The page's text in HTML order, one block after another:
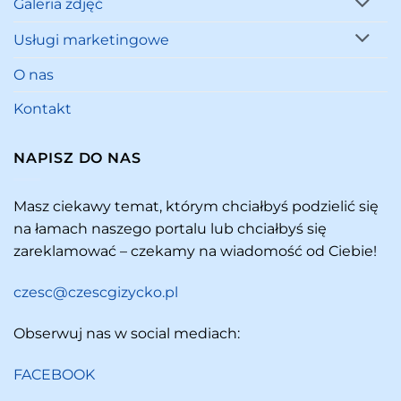
Galeria zdjęć
Usługi marketingowe
O nas
Kontakt
NAPISZ DO NAS
Masz ciekawy temat, którym chciałbyś podzielić się
na łamach naszego portalu lub chciałbyś się
zareklamować – czekamy na wiadomość od Ciebie!
czesc@czescgizycko.pl
Obserwuj nas w social mediach:
FACEBOOK